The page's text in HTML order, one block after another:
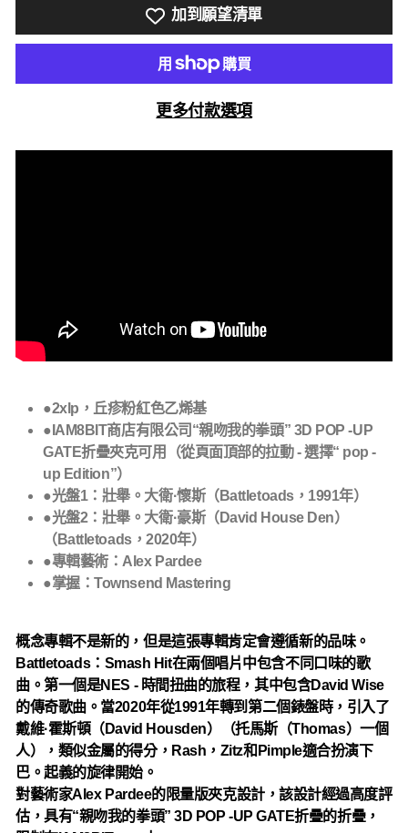
加到願望清單
更多付款選項
●2xlp，丘疹粉紅色乙烯基
●IAM8BIT商店有限公司“親吻我的拳頭” 3D POP -UP
GATE折疊夾克可用（從頁面頂部的拉動 - 選擇“ pop -
up Edition”）
●光盤1：壯舉。大衛·懷斯（Battletoads，1991年）
●光盤2：壯舉。大衛·豪斯（David House Den）
（Battletoads，2020年）
●專輯藝術：Alex Pardee
●掌握：Townsend Mastering
概念專輯不是新的，但是這張專輯肯定會遵循新的品味。
Battletoads：Smash Hit在兩個唱片中包含不同口味的歌
曲。第一個是NES - 時間扭曲的旅程，其中包含David Wise
的傳奇歌曲。當2020年從1991年轉到第二個錶盤時，引入了
戴維·霍斯頓（David Housden）（托馬斯（Thomas）一個
人），類似金屬的得分，Rash，Zitz和Pimple適合扮演下
巴。起義的旋律開始。
對藝術家Alex Pardee的限量版夾克設計，該設計經過高度評
估，具有“親吻我的拳頭” 3D POP -UP GATE折疊的折疊，